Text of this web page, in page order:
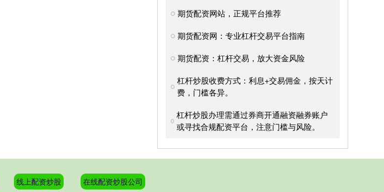
期货配资网站，正规平台推荐
期货配资网：专业杠杆交易平台指南
期货配资：杠杆交易，放大资金风险
杠杆炒股收费方式：利息+交易佣金，按天计
费，门槛各异。
杠杆炒股办理需通过券商开通融资融券账户
或寻找合规配资平台，注意门槛与风险。
线上配资炒股 在线配资炒股公司